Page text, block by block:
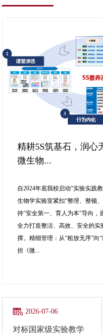
对标国家级实验教学
2026年7月3日下午，生命学院
本学期第4次教学研讨会。会议
验教学示范中心高质量发展做专
生物国家级实验教学示范中心的
代化教学空间、3000余万元精
精耕5S筑基石，润
微生物...
自2024年底我校启动“实验实践
生物学实验室紧扣“整理、整顿
持“安全第一、育人为本”导向，
全力打造整洁、高效、安全的
撑。精细管理：从“粗放无序”向
担《微...
5S建设成果显著，教
2026年5月28日上午，实验教学
第3次实验教学研讨会。17名教
成果及虚实融合实验教材编写
阳老师分享507实验室5S建设阶
器堆积、安全隐患突出等问题，
2026-07-06
对标国家级实验教学